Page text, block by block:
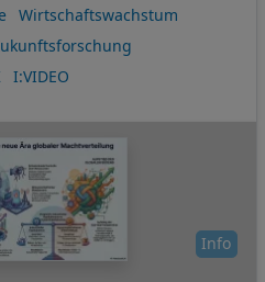
Wirtschaftswachstum
I:VIDEO
Info